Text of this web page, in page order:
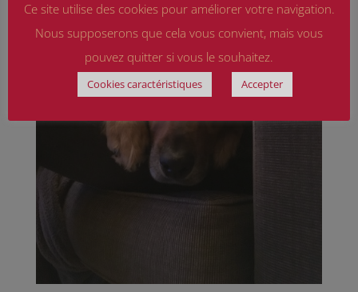
Ce site utilise des cookies pour améliorer votre navigation.
Nous supposerons que cela vous convient, mais vous
pouvez quitter si vous le souhaitez.
Cookies caractéristiques Accepter